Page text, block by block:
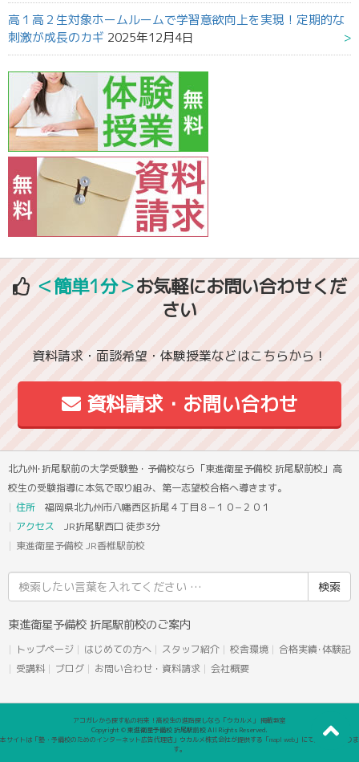
高１高２生対象ホームルームで学習意欲向上を実現！定期的な
刺激が成長のカギ 2025年12月4日
＜簡単1分＞お気軽にお問い合わせくだ
さい
資料請求・面談希望・体験授業などはこちらから！
資料請求・お問い合わせ
北九州･折尾駅前の大学受験塾・予備校なら「東進衛星予備校 折尾駅前校」高
校生の受験指導に本気で取り組み、第一志望校合格へ導きます。
住所 福岡県北九州市八幡西区折尾４丁目８−１０−２０１
アクセス JR折尾駅西口 徒歩3分
東進衛星予備校 JR香椎駅前校
索
結
東進衛星予備校 折尾駅前校のご案内
トップページ はじめての方へ スタッフ紹介 校舎環境
合格実績･体験記
受講料
ブログ お問い合わせ・資料請求 会社概要
アコガレから探す私の将来！高校生の進路探しなら「ウカルメ」 掲載教室
Copyright © 東進衛星予備校 折尾駅前校 All Rights Reserved.
本サイトは「塾・予備校のためのインターネット広告代理店」ウカルメ株式会社が提供する「mapl web」にて運営しておりま
す。